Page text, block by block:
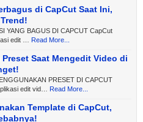
di CapCut Saat Ini,
YANG BAGUS DI CAPCUT CapCut
edit …
Read More...
Saat Mengedit Video di
PRESET DI CAPCUT
edit vid…
Read More...
Template di CapCut,